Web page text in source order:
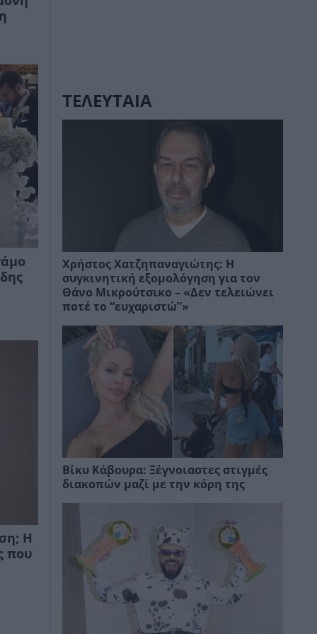
Η
που
ΤΕΛΕΥΤΑΙΑ
Χρήστος Χατζηπαναγιώτης: Η
συγκινητική εξομολόγηση για τον
Θάνο Μικρούτσικο – «Δεν τελειώνει
ποτέ το “ευχαριστώ”»
Βίκυ Κάβουρα: Ξέγνοιαστες στιγμές
διακοπών μαζί με την κόρη της